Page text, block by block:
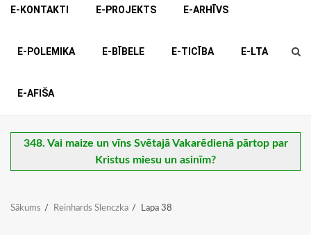
E-KONTAKTI E-PROJEKTS E-ARHĪVS
E-POLEMIKA E-BĪBELE E-TICĪBA E-LTA
E-AFIŠA
348. Vai maize un vīns Svētajā Vakarēdienā pārtop par
Kristus miesu un asinīm?
Sākums Reinhards Slenczka Lapa 38